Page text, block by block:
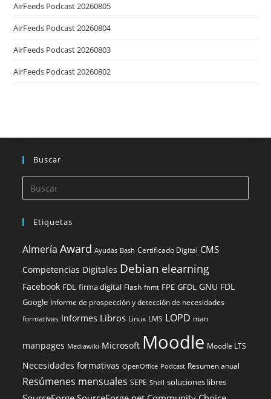
AirFeeds Podcast 20260805
AirFeeds Podcast 20260804
AirFeeds Podcast 20260803
AirFeeds Podcast 20260802
Buscar
Etiquetas
Almería Award Ayudas Bash Certificado Digital CMS
Competencias Digitales Debian elearning
Facebook FDL firma digital Flash fnmt FPE GFDL GNU FDL
Google Informe de prospección y detección de necesidades
formativas Informes Libros Linux LMS LOPD man
manpages Mediawiki Microsoft Moodle Moodle LTS
Necesidades formativas OpenOffice Podcast Resumen anual
Resúmenes mensuales SEPE Shell soluciones libres